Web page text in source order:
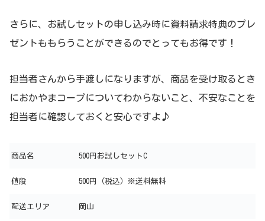
さらに、お試しセットの申し込み時に資料請求特典のプレ
ゼントももらうことができるのでとってもお得です！
担当者さんから手渡しになりますが、商品を受け取るとき
におかやまコープについてわからないこと、不安なことを
担当者に確認しておくと安心ですよ♪
商品名 500円お試しセットC
値段 500円（税込）※送料無料
配送エリア 岡山